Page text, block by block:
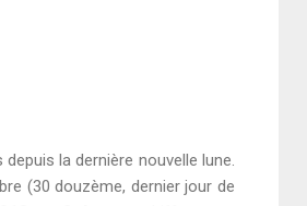
la dernière nouvelle lune.
(30 douzème, dernier jour de